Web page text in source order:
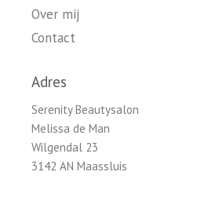
Over mij
Contact
Adres
Serenity Beautysalon
Melissa de Man
Wilgendal 23
3142 AN Maassluis